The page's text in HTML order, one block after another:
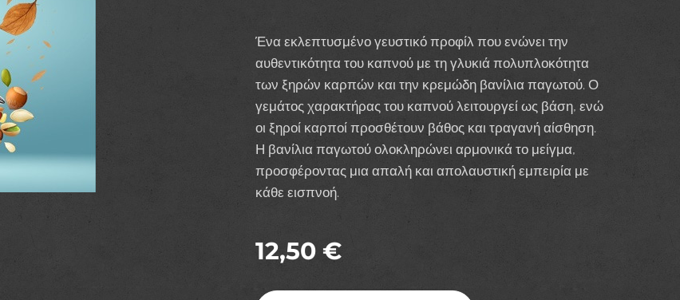
Ένα εκλεπτυσμένο γευστικό προφίλ που ενώνει την
αυθεντικότητα του καπνού με τη γλυκιά πολυπλοκότητα
των ξηρών καρπών και την κρεμώδη βανίλια παγωτού. Ο
γεμάτος χαρακτήρας του καπνού λειτουργεί ως βάση, ενώ
οι ξηροί καρποί προσθέτουν βάθος και τραγανή αίσθηση.
Η βανίλια παγωτού ολοκληρώνει αρμονικά το μείγμα,
προσφέροντας μια απαλή και απολαυστική εμπειρία με
κάθε εισπνοή.
12,50 €